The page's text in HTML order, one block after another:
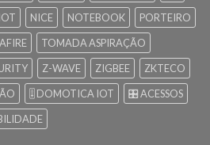
IOT NICE NOTEBOOK
PORTEIRO
TOMADA ASPIRAÇÃO
Z-WAVE ZIGBEE
ZKTECO
🎚️ DOMOTICA IOT
🎛️ ACESSOS